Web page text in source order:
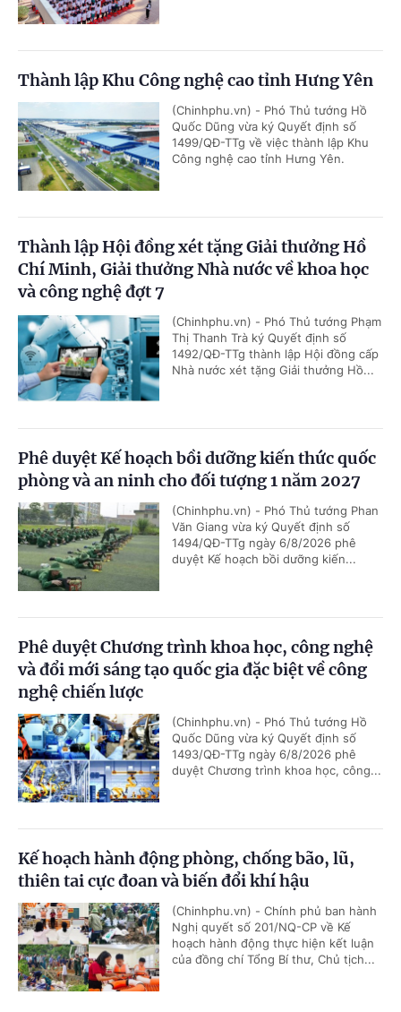
Thành lập Khu Công nghệ cao tỉnh Hưng Yên
(Chinhphu.vn) - Phó Thủ tướng Hồ
Quốc Dũng vừa ký Quyết định số
1499/QĐ-TTg về việc thành lập Khu
Công nghệ cao tỉnh Hưng Yên.
Thành lập Hội đồng xét tặng Giải thưởng Hồ
Chí Minh, Giải thưởng Nhà nước về khoa học
và công nghệ đợt 7
(Chinhphu.vn) - Phó Thủ tướng Phạm
Thị Thanh Trà ký Quyết định số
1492/QĐ-TTg thành lập Hội đồng cấp
Nhà nước xét tặng Giải thưởng Hồ...
Phê duyệt Kế hoạch bồi dưỡng kiến thức quốc
phòng và an ninh cho đối tượng 1 năm 2027
(Chinhphu.vn) - Phó Thủ tướng Phan
Văn Giang vừa ký Quyết định số
1494/QĐ-TTg ngày 6/8/2026 phê
duyệt Kế hoạch bồi dưỡng kiến...
Phê duyệt Chương trình khoa học, công nghệ
và đổi mới sáng tạo quốc gia đặc biệt về công
nghệ chiến lược
(Chinhphu.vn) - Phó Thủ tướng Hồ
Quốc Dũng vừa ký Quyết định số
1493/QĐ-TTg ngày 6/8/2026 phê
duyệt Chương trình khoa học, công...
Kế hoạch hành động phòng, chống bão, lũ,
thiên tai cực đoan và biến đổi khí hậu
(Chinhphu.vn) - Chính phủ ban hành
Nghị quyết số 201/NQ-CP về Kế
hoạch hành động thực hiện kết luận
của đồng chí Tổng Bí thư, Chủ tịch...